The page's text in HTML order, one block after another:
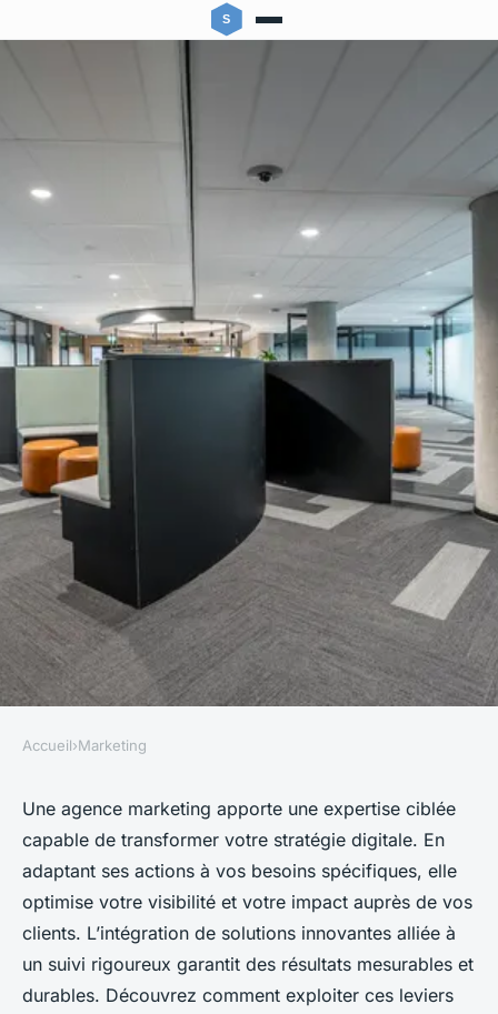
Découvrez comment une
agence marketing peut
révolutionner votre stratégie
digitale
Camille• 8 octobre 2025•6 min de lecture
Accueil›Marketing
Une agence marketing apporte une expertise ciblée
capable de transformer votre stratégie digitale. En
adaptant ses actions à vos besoins spécifiques, elle
optimise votre visibilité et votre impact auprès de vos
clients. L’intégration de solutions innovantes alliée à
un suivi rigoureux garantit des résultats mesurables et
durables. Découvrez comment exploiter ces leviers